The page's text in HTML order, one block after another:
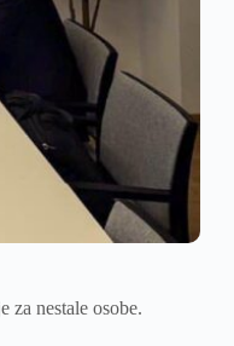
za nestale osobe.